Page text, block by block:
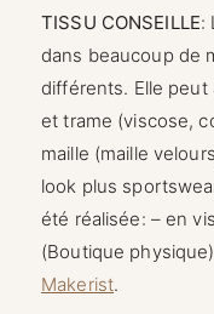
TISSU CONSEILLE:
dans beaucoup de
différents. Elle peut
et trame (viscose,
maille (maille
look plus
été réalisée: – en
(Boutique
Makerist.